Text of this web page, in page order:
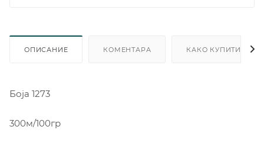
ОПИСАНИЕ КОМЕНТАРА КАКО КУПИТИ
Боја 1273
300м/100гр